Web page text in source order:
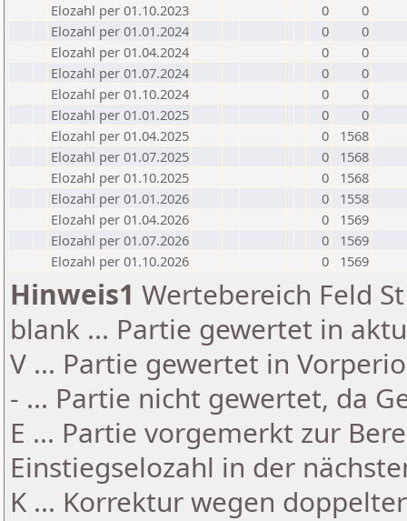
Elozahl per 01.10.2023
0
0
Elozahl per 01.01.2024
0
0
Elozahl per 01.04.2024
0
0
Elozahl per 01.07.2024
0
0
Elozahl per 01.10.2024
0
0
Elozahl per 01.01.2025
0
0
Elozahl per 01.04.2025
0
1568
Elozahl per 01.07.2025
0
1568
Elozahl per 01.10.2025
0
1568
Elozahl per 01.01.2026
0
1558
Elozahl per 01.04.2026
0
1569
Elozahl per 01.07.2026
0
1569
Elozahl per 01.10.2026
0 1569
Hinweis1 Wertebereich Feld
blank ... Partie gewertet in
V ... Partie gewertet in
- ... Partie nicht gewertet, da
E ... Partie vorgemerkt zur
Einstiegselozahl in der
K ... Korrektur wegen